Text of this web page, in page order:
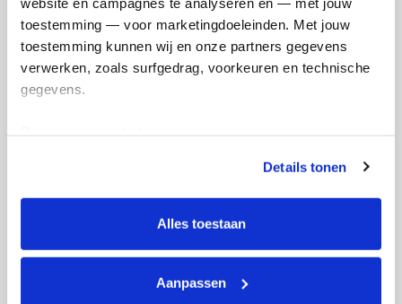
toestemming — voor marketingdoeleinden. Met jouw
toestemming kunnen wij en onze partners gegevens
verwerken, zoals surfgedrag, voorkeuren en technische
gegevens.
tonen. Je kunt je toestemming op elk moment wijzigen of
intrekken via Cookie instellingen onderaan de pagina. De
lijst met cookies is te vinden in het tabblad “details”.
Details tonen
Alles toestaan
Aanpassen